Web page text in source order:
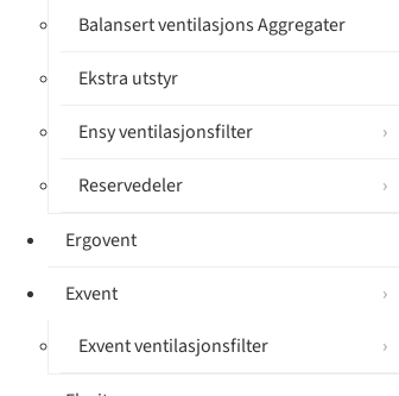
Balansert ventilasjons Aggregater
Ekstra utstyr
Ensy ventilasjonsfilter
Reservedeler
Ergovent
Exvent
Exvent ventilasjonsfilter